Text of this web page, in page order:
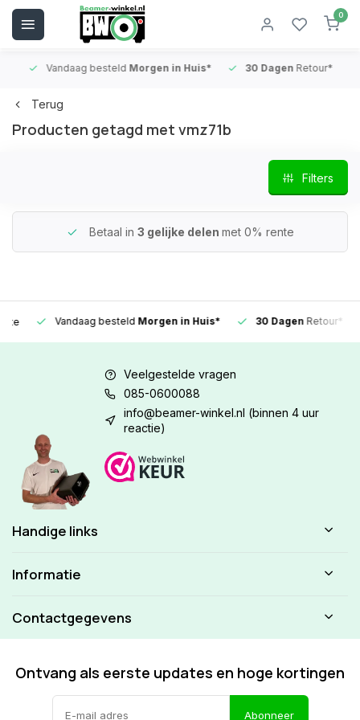
0
Vandaag besteldMorgen in Huis* 30 DagenRetour*
Terug
Producten getagd met vmz71b
Filters
Betaal in 3 gelijke delen met 0% rente
Vandaag besteldMorgen in Huis* 30 DagenRetour*
Veelgestelde vragen
085-0600088
info@beamer-winkel.nl (binnen 4 uur
reactie)
Handige links
Informatie
Contactgegevens
Ontvang als eerste updates en hoge kortingen
Abonneer